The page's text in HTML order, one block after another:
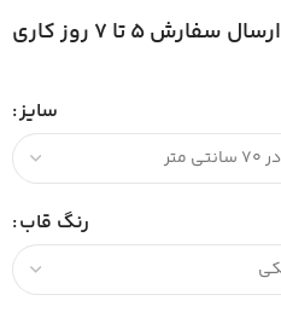
ارسال سفارش 5 تا 7 روز کاری
سایز
رنگ قاب